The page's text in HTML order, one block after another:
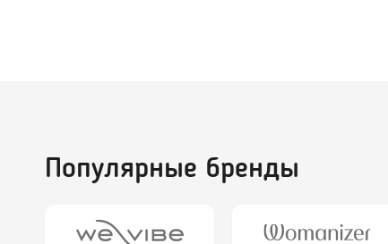
Популярные бренды